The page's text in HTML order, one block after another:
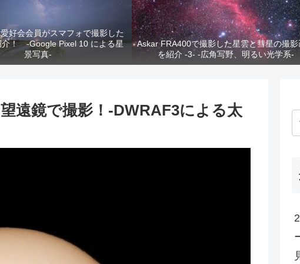
好会会員がスマフォで撮影した
介！ -Google Pixel 10 による星
景写真-
Askar FRA400で撮影した星雲と彗星の撮影
を紹介 -3- -広角写野、明るい光学系-
遠鏡で撮影！-DWRAF3による太